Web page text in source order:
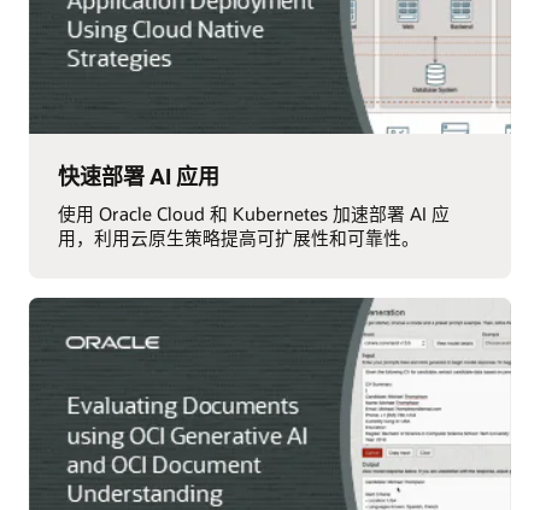
快速部署 AI 应用
使用 Oracle Cloud 和 Kubernetes 加速部署 AI 应
用，利用云原生策略提高可扩展性和可靠性。